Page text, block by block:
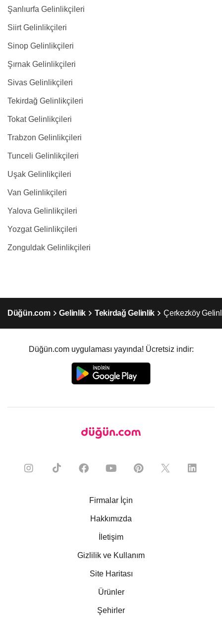
Şanlıurfa Gelinlikçileri
Siirt Gelinlikçileri
Sinop Gelinlikçileri
Şırnak Gelinlikçileri
Sivas Gelinlikçileri
Tekirdağ Gelinlikçileri
Tokat Gelinlikçileri
Trabzon Gelinlikçileri
Tunceli Gelinlikçileri
Uşak Gelinlikçileri
Van Gelinlikçileri
Yalova Gelinlikçileri
Yozgat Gelinlikçileri
Zonguldak Gelinlikçileri
Düğün.com Gelinlik Tekirdağ Gelinlik Çerkezköy
Düğün.com uygulaması yayında! Ücretsiz indir:
Firmalar İçin
Hakkımızda
İletişim
Gizlilik ve Kullanım
Site Haritası
Ürünler
Şehirler